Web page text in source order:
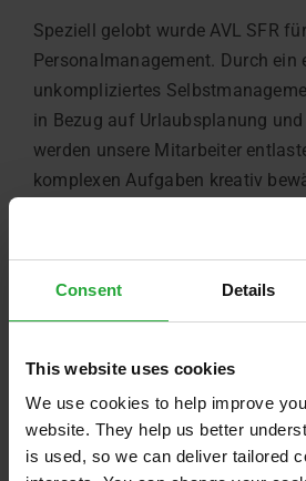
Consent Details
This website uses cookies
We use cookies to help improve
website. They help us better
is used, so we can deliver tailored
Speziell gelobt wurde AVL SFR
Personalmanagement. Durch ein
unkompliziertes
in Bezug auf Urlaubsplanung
werden unsere Mitarbeiter
komplexen Aufgaben kreativ
Dezember 2nd, 2016
LinkedIn
E-